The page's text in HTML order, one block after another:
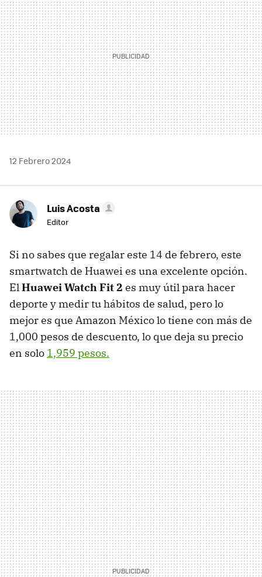
12 Febrero 2024
Luis Acosta
Editor
Si no sabes que regalar este 14 de febrero, este
smartwatch de Huawei es una excelente opción.
ElHuawei Watch Fit 2 es muy útil para hacer
deporte y medir tu hábitos de salud, pero lo
mejor es que Amazon México lo tiene con más de
1,000 pesos de descuento, lo que deja su precio
en solo 1,959 pesos.